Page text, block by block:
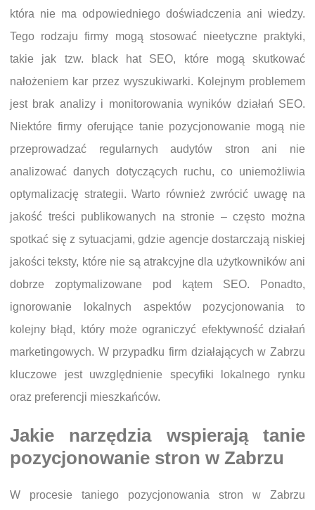
która nie ma odpowiedniego doświadczenia ani wiedzy.
Tego rodzaju firmy mogą stosować nieetyczne praktyki,
takie jak tzw. black hat SEO, które mogą skutkować
nałożeniem kar przez wyszukiwarki. Kolejnym problemem
jest brak analizy i monitorowania wyników działań SEO.
Niektóre firmy oferujące tanie pozycjonowanie mogą nie
przeprowadzać regularnych audytów stron ani nie
analizować danych dotyczących ruchu, co uniemożliwia
optymalizację strategii. Warto również zwrócić uwagę na
jakość treści publikowanych na stronie – często można
spotkać się z sytuacjami, gdzie agencje dostarczają niskiej
jakości teksty, które nie są atrakcyjne dla użytkowników ani
dobrze zoptymalizowane pod kątem SEO. Ponadto,
ignorowanie lokalnych aspektów pozycjonowania to
kolejny błąd, który może ograniczyć efektywność działań
marketingowych. W przypadku firm działających w Zabrzu
kluczowe jest uwzględnienie specyfiki lokalnego rynku
oraz preferencji mieszkańców.
Jakie narzędzia wspierają tanie
pozycjonowanie stron w Zabrzu
W procesie taniego pozycjonowania stron w Zabrzu